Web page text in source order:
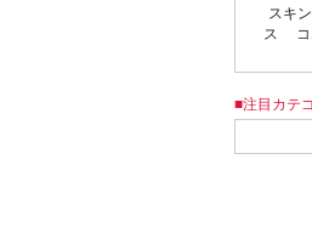
スキ
ス
■注目カテ